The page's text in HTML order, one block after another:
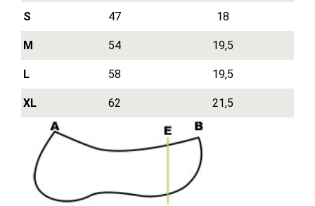
S 47 18
M 54 19,5
L 58 19,5
XL 62 21,5